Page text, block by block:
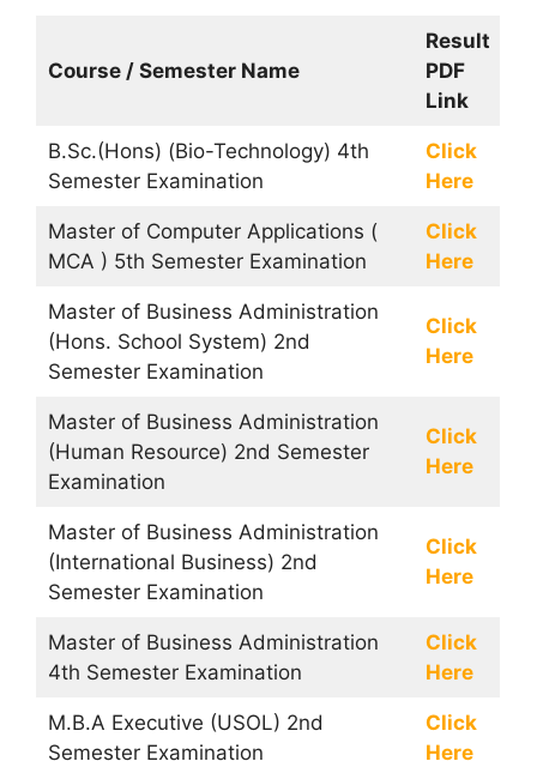
Course / Semester Name
Result
PDF
Link
B.Sc.(Hons) (Bio-Technology) 4th
Semester Examination
Click
Here
Master of Computer Applications (
MCA ) 5th Semester Examination
Click
Here
Master of Business Administration
(Hons. School System) 2nd
Semester Examination
Click
Here
Master of Business Administration
(Human Resource) 2nd Semester
Examination
Click
Here
Master of Business Administration
(International Business) 2nd
Semester Examination
Click
Here
Master of Business Administration
4th Semester Examination
Click
Here
M.B.A Executive (USOL) 2nd
Semester Examination
Click
Here